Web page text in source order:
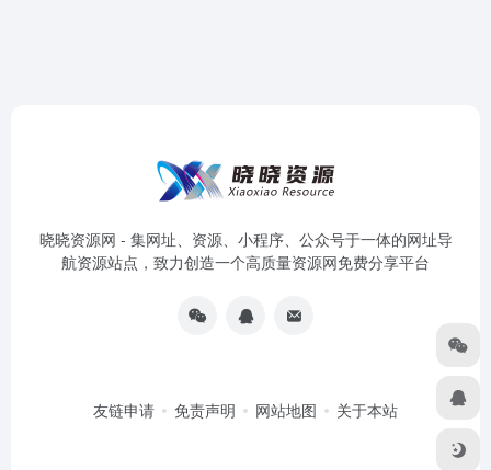
晓晓资源网 - 集网址、资源、小程序、公众号于一体的网址导
航资源站点，致力创造一个高质量资源网免费分享平台
友链申请 免责声明 网站地图 关于本站